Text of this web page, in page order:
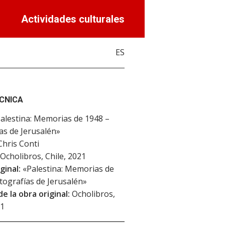
Actividades culturales
ES
Memorias de 1948 –
de Jerusalén»
Conti
Chile, 2021
«Palestina: Memorias de
de Jerusalén»
la obra original: Ocholibros,